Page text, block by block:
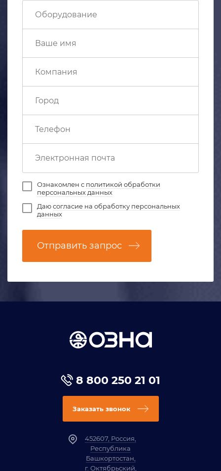
Ознакомлен с политикой обработки
персональных данных
Даюсогласие на обработку персональных
данных
Отправить запрос
8 800 250 21 01
Заказать звонок
452607, Россия,
Республика
Башкортостан,
г. Октябрьский,